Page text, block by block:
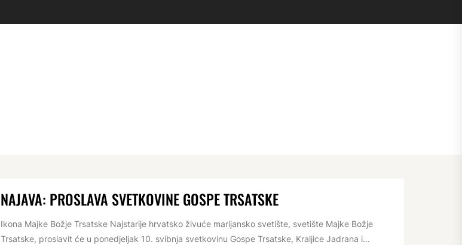
NAJAVA: PROSLAVA SVETKOVINE GOSPE TRSATSKE
Ikona Majke Božje Trsatske Najstarije hrvatsko živuće marijansko svetište, svetište Majke Božje
Trsatske, proslavit će u ponedjeljak 10. svibnja svetkovinu Gospe Trsatske, Kraljice Jadrana i...